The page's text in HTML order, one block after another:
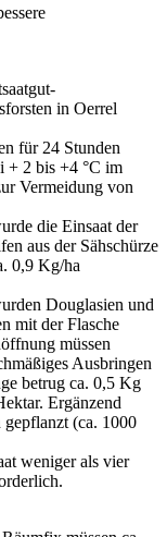
in Oerrel
für 24 Stunden
+ 2 bis +4 °C im
Vermeidung von
die Einsaat der
aus der Sähschürze
0,9 Kg/ha
Douglasien und
mit der Flasche
müssen
Ausbringen
betrug ca. 0,5 Kg
Ergänzend
(ca. 1000
weniger als vier